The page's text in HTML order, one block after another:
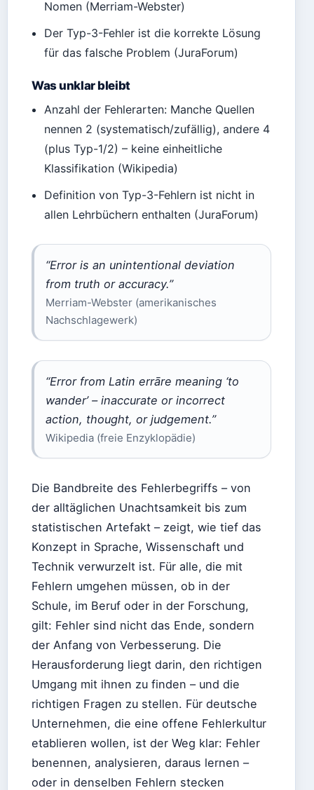
Nomen (Merriam-Webster)
Der Typ-3-Fehler ist die korrekte Lösung
für das falsche Problem (JuraForum)
Was unklar bleibt
Anzahl der Fehlerarten: Manche Quellen
nennen 2 (systematisch/zufällig), andere 4
(plus Typ-1/2) – keine einheitliche
Klassifikation (Wikipedia)
Definition von Typ-3-Fehlern ist nicht in
allen Lehrbüchern enthalten (JuraForum)
“Error is an unintentional deviation
from truth or accuracy.”
Merriam-Webster (amerikanisches
Nachschlagewerk)
“Error from Latin errāre meaning ‘to
wander’ – inaccurate or incorrect
action, thought, or judgement.”
Wikipedia (freie Enzyklopädie)
Die Bandbreite des Fehlerbegriffs – von
der alltäglichen Unachtsamkeit bis zum
statistischen Artefakt – zeigt, wie tief das
Konzept in Sprache, Wissenschaft und
Technik verwurzelt ist. Für alle, die mit
Fehlern umgehen müssen, ob in der
Schule, im Beruf oder in der Forschung,
gilt: Fehler sind nicht das Ende, sondern
der Anfang von Verbesserung. Die
Herausforderung liegt darin, den richtigen
Umgang mit ihnen zu finden – und die
richtigen Fragen zu stellen. Für deutsche
Unternehmen, die eine offene Fehlerkultur
etablieren wollen, ist der Weg klar: Fehler
benennen, analysieren, daraus lernen –
oder in denselben Fehlern stecken